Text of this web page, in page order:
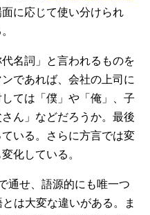
に応じて使い分けられ
名詞」と言われるものを
であれば、会社の上司に
ては「僕」や「俺」、子
ん」などだろうか。最後
いる。さらに方言では変
化している。
通せ、語源的にも唯一つ
は大変な違いがある。ま